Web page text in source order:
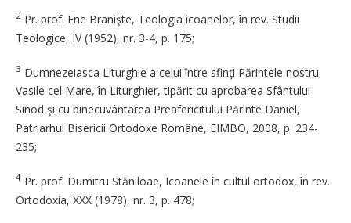
2 Pr. prof. Ene Branişte, Teologia icoanelor, în rev. Studii
Teologice, IV (1952), nr. 3-4, p. 175;
3 Dumnezeiasca Liturghie a celui între sfinţi Părintele nostru
Vasile cel Mare, în Liturghier, tipărit cu aprobarea Sfântului
Sinod şi cu binecuvântarea Preafericitului Părinte Daniel,
Patriarhul Bisericii Ortodoxe Române, EIMBO, 2008, p. 234-
235;
4 Pr. prof. Dumitru Stăniloae, Icoanele în cultul ortodox, în rev.
Ortodoxia, XXX (1978), nr. 3, p. 478;